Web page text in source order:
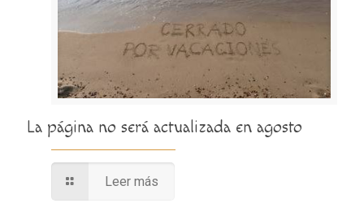
La página no será actualizada en agosto
Leer más